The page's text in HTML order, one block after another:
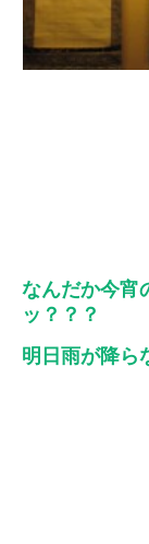
なんだか今宵
ッ？？？
明日雨が降ら